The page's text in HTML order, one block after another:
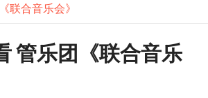
联合音乐会》
管乐团《联合音乐